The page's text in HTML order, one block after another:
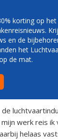
WAKE
werk reis ik
helaas
korting op
en de
het
de mat.